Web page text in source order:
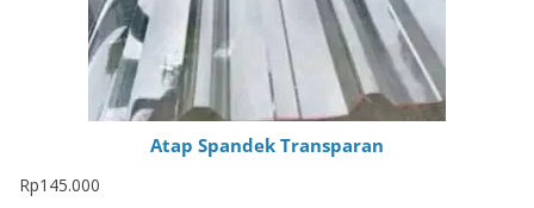
Atap Spandek Transparan
Rp145.000